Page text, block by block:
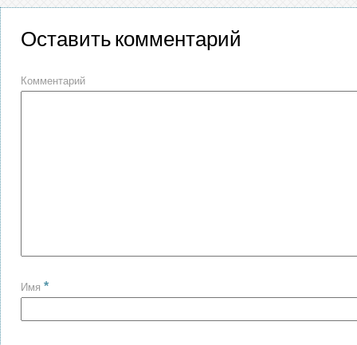
Оставить комментарий
Комментарий
Имя *